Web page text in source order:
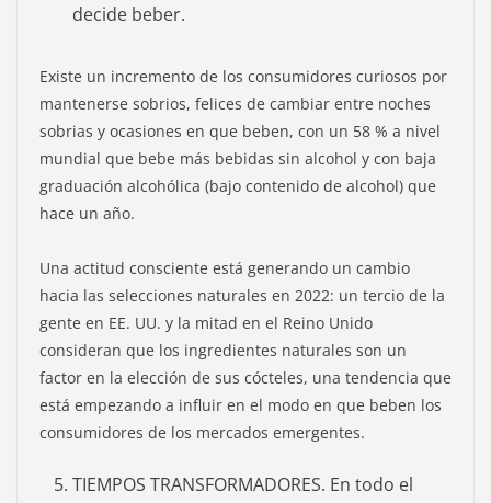
decide beber.
Existe un incremento de los consumidores curiosos por
mantenerse sobrios, felices de cambiar entre noches
sobrias y ocasiones en que beben, con un 58 % a nivel
mundial que bebe más bebidas sin alcohol y con baja
graduación alcohólica (bajo contenido de alcohol) que
hace un año.
Una actitud consciente está generando un cambio
hacia las selecciones naturales en 2022: un tercio de la
gente en EE. UU. y la mitad en el Reino Unido
consideran que los ingredientes naturales son un
factor en la elección de sus cócteles, una tendencia que
está empezando a influir en el modo en que beben los
consumidores de los mercados emergentes.
TIEMPOS TRANSFORMADORES. En todo el